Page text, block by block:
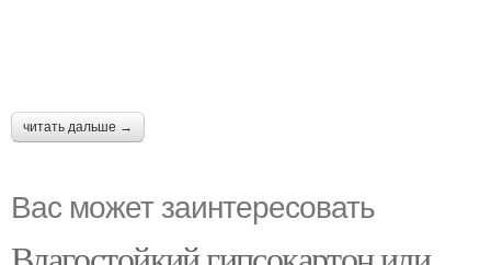
читать дальше →
Вас может заинтересовать